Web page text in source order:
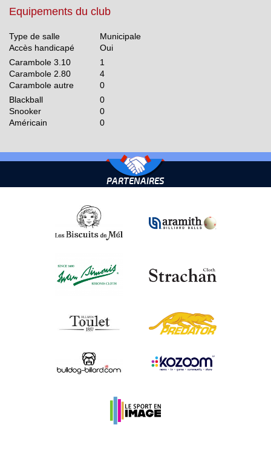
Equipements du club
Type de salle
Municipale
Accès handicapé
Oui
Carambole 3.10
1
Carambole 2.80
4
Carambole autre
0
Blackball
0
Snooker
0
Américain
0
PARTENAIRES